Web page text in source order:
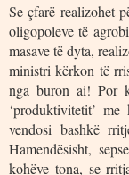
Se çfarë realizohet
oligopoleve të
masave të dyta,
ministri kërkon të
nga buron ai! Por
‘produktivitetit’
vendosi bashkë
Hamendësisht,
kohëve tona, se